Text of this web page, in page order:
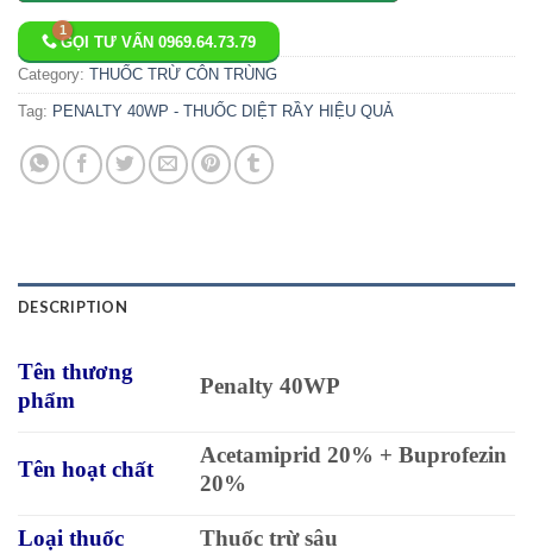
GỌI TƯ VẤN 0969.64.73.79
Category: THUỐC TRỪ CÔN TRÙNG
Tag: PENALTY 40WP - THUỐC DIỆT RẦY HIỆU QUẢ
DESCRIPTION
Tên thương
phẩm
Penalty 40WP
Tên hoạt chất
Acetamiprid 20% + Buprofezin
20%
Loại thuốc Thuốc trừ sâu